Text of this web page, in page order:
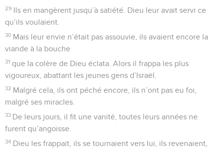
29 Ils en mangèrent jusqu’à satiété. Dieu leur avait servi ce
qu’ils voulaient.
30 Mais leur envie n’était pas assouvie, ils avaient encore la
viande à la bouche
31 que la colère de Dieu éclata. Alors il frappa les plus
vigoureux, abattant les jeunes gens d’Israël.
32 Malgré cela, ils ont péché encore, ils n’ont pas eu foi,
malgré ses miracles.
33 De leurs jours, il fit une vanité, toutes leurs années ne
furent qu’angoisse.
34 Dieu les frappait, ils se tournaient vers lui, ils revenaient,